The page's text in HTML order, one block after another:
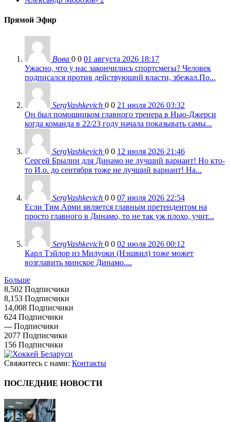
Прямой Эфир
Вова 0 0 01 августа 2026 18:17
Ужасно, что у нас закончились спортсмегы? Человек
подписался против действующнй власти, збежал.По...
SergVashkevich 0 0 21 июля 2026 03:32
Он был помощником главного тренера в Нью-Джерси
когда команда в 22/23 году начала показывать самы...
SergVashkevich 0 0 12 июля 2026 21:46
Сергей Брылин для Динамо не лучший вариант! Но кто-
то И.о. до сентября тоже не лучший вариант! На...
SergVashkevich 0 0 07 июля 2026 22:54
Если Тим Арми является главным претендентом на
просто главного в Динамо, то не так уж плохо, учит...
SergVashkevich 0 0 02 июля 2026 00:12
Карл Тэйлор из Милуоки (Нэшвил) тоже может
возглавить минское Динамо....
Больше
8,502 Подписчики
8,153 Подписчики
14,008 Подписчики
624 Подписчики
--- Подписчики
2077 Подписчики
156 Подписчики
Свяжитесь с нами: Контакты
ПОСЛЕДНИЕ НОВОСТИ